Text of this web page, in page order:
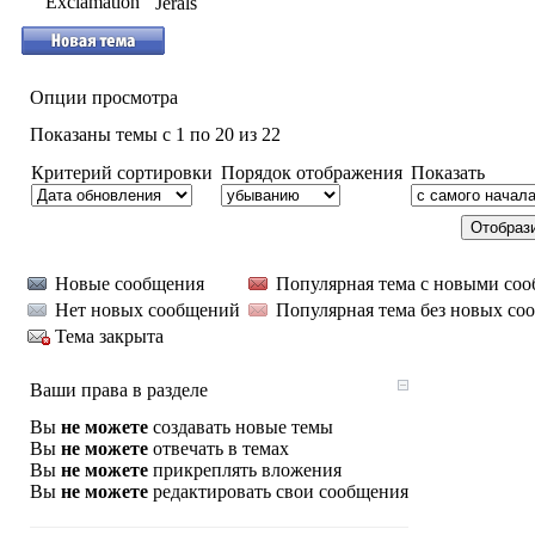
Опции просмотра
Показаны темы с 1 по 20 из 22
Критерий сортировки Порядок отображения Показать
Новые сообщения
Популярная тема с новыми
Нет новых сообщений
Популярная тема без новых
Тема закрыта
Ваши права в разделе
Вы не можете создавать новые темы
Вы не можете отвечать в темах
Вы не можете прикреплять вложения
Вы не можете редактировать свои сообщения